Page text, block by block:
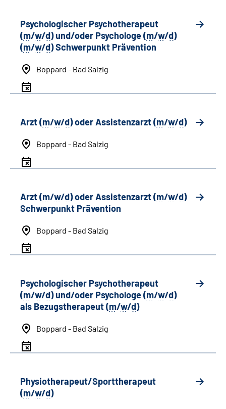
Psychologischer Psychotherapeut
(m/w/d) und/oder Psychologe (m/w/d)
(m/w/d) Schwerpunkt Prävention
Boppard - Bad Salzig
Arzt (m/w/d) oder Assistenzarzt (m/w/d)
Boppard - Bad Salzig
Arzt (m/w/d) oder Assistenzarzt (m/w/d)
Schwerpunkt Prävention
Boppard - Bad Salzig
Psychologischer Psychotherapeut
(m/w/d) und/oder Psychologe (m/w/d)
als Bezugstherapeut (m/w/d)
Boppard - Bad Salzig
Physiotherapeut/Sporttherapeut
(m/w/d)